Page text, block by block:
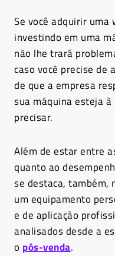
Se você adquirir
investindo em uma
não lhe trará
caso você precise de
de que a empresa
sua máquina esteja
precisar.
Além de estar entre
quanto ao
se destaca, também,
um equipamento
e de aplicação
analisados desde a
o pós-venda.